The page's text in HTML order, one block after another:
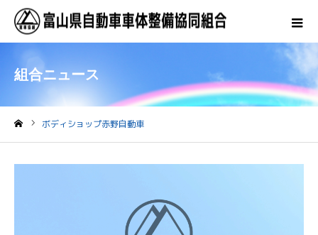
組合ニュース
ボディショップ赤野自動車